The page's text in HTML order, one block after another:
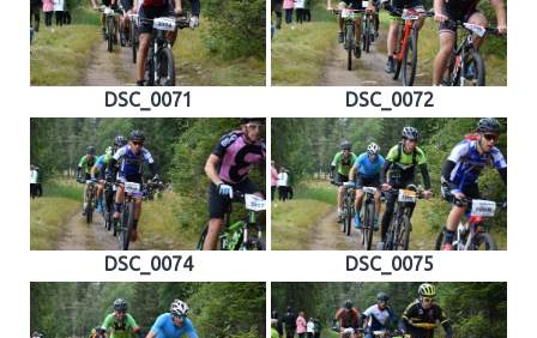
DSC_0071 DSC_0072
DSC_0074 DSC_0075